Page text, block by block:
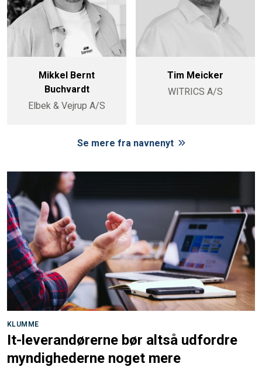
Mikkel Bernt
Buchvardt
Elbek & Vejrup A/S
Tim Meicker
WITRICS A/S
Se mere fra navnenyt
KLUMME
It-leverandørerne bør altså udfordre
myndighederne noget mere